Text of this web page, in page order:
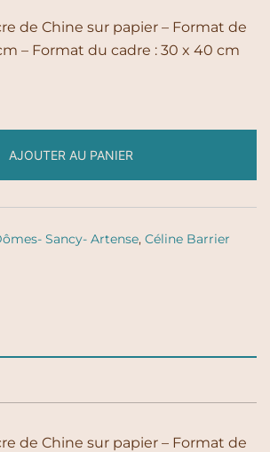
de Chine sur papier – Format de
– Format du cadre : 30 x 40 cm
AJOUTER AU PANIER
Sancy- Artense, Céline Barrier
de Chine sur papier – Format de